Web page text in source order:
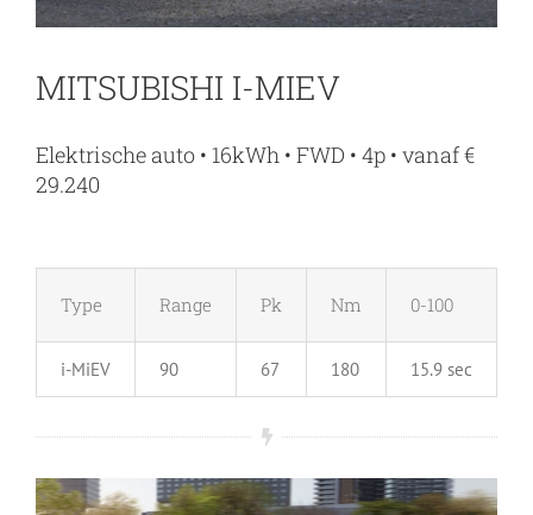
MITSUBISHI I-MIEV
Elektrische auto • 16kWh • FWD • 4p • vanaf €
29.240
Type Range Pk Nm 0-100
i-MiEV 90 67 180 15.9 sec